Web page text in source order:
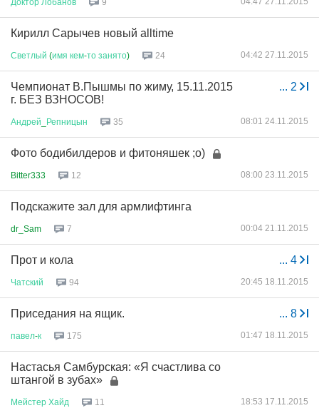
9
Кирилл Сарычев новый alltime
Светлый (имя кем-то занято) 24 04:42 27.11.2015
... 2
Чемпионат В.Пышмы по жиму, 15.11.2015
г. БЕЗ ВЗНОСОВ!
Андрей Репницын 35 08:01 24.11.2015
Фото бодибилдеров и фитоняшек ;o)
Bitter333 12 08:00 23.11.2015
Подскажите зал для армлифтинга
dr_Sam 7 00:04 21.11.2015
... 4
Прот и кола
Чатский 94 20:45 18.11.2015
... 8
Приседания на ящик.
павел-к 175 01:47 18.11.2015
Настасья Самбурская: «Я счастлива со
штангой в зубах»
Мейстер Хайд 11 18:53 17.11.2015